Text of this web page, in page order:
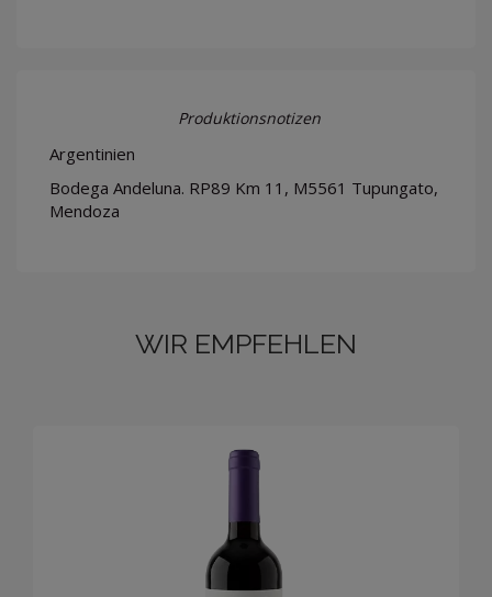
Produktionsnotizen
Argentinien
Bodega Andeluna. RP89 Km 11, M5561 Tupungato,
Mendoza
WIR EMPFEHLEN